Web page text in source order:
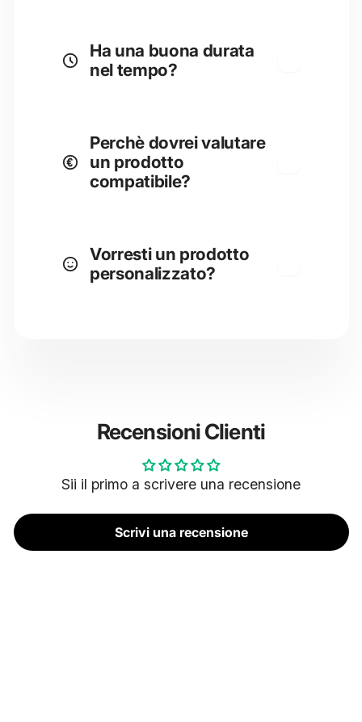
Ha una buona durata
nel tempo?
Perchè dovrei valutare
un prodotto
compatibile?
Vorresti un prodotto
personalizzato?
Recensioni Clienti
Sii il primo a scrivere una recensione
Scrivi una recensione